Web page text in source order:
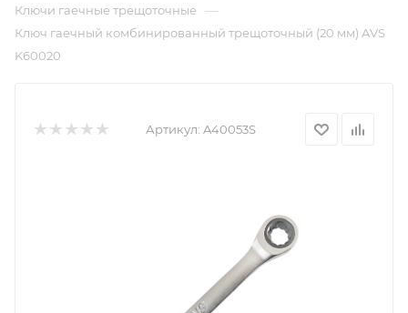
Ключи гаечные трещоточные —
Ключ гаечный комбинированный трещоточный (20 мм) AVS
K60020
Артикул: A40053S